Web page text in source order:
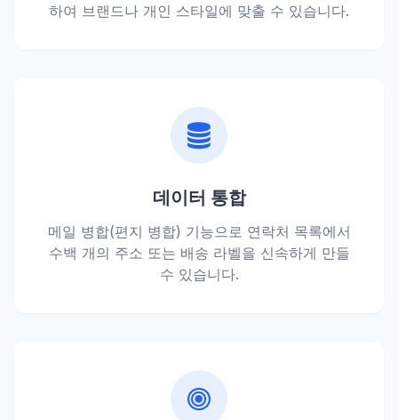
하여 브랜드나 개인 스타일에 맞출 수 있습니다.
데이터 통합
메일 병합(편지 병합) 기능으로 연락처 목록에서
수백 개의 주소 또는 배송 라벨을 신속하게 만들
수 있습니다.